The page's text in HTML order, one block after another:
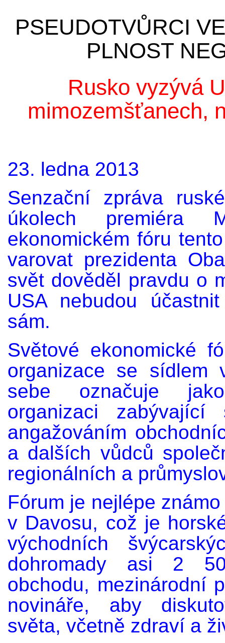
PSEUDOTVŮRCI
PLNOST
Rusko vyzývá
mimozemšťanech,
23. ledna 2013
Senzační zpráva
úkolech premiéra
ekonomickém fóru
varovat prezidenta
svět dověděl pravdu o
USA nebudou
sám.
Světové ekonomické
organizace se sídlem
sebe označuje
organizaci
angažováním
a dalších vůdců
regionálních a
Fórum je nejlépe
v Davosu, což je
východních
dohromady asi 2
obchodu, mezinárodní
novináře, aby
světa, včetně zdraví a